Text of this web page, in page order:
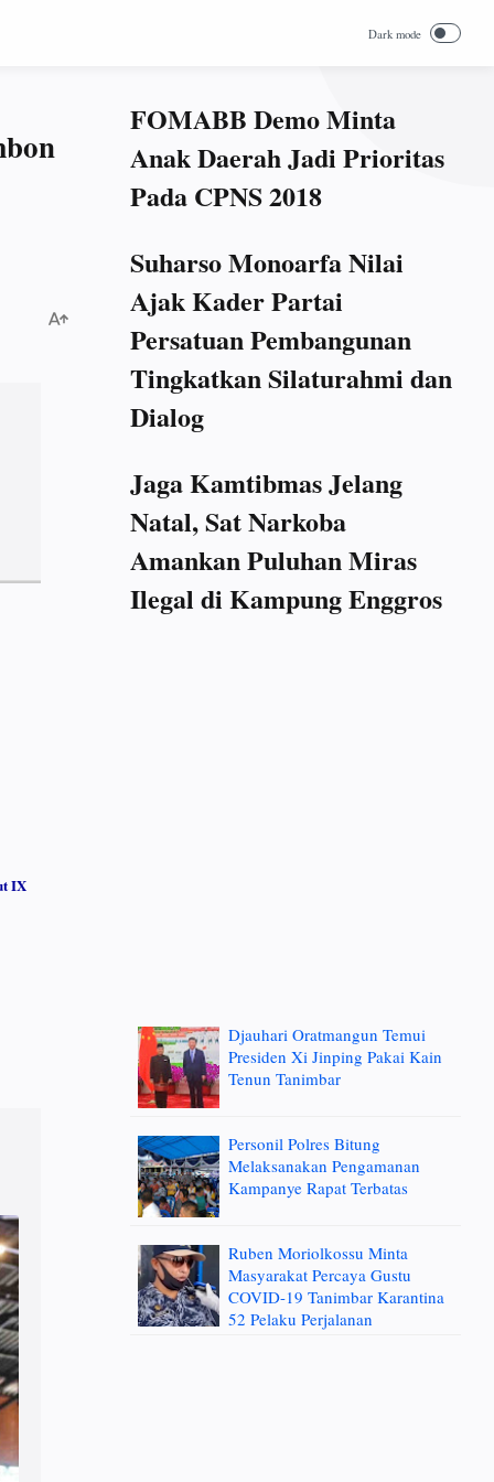
IX
FOMABB Demo Minta
Anak Daerah Jadi Prioritas
Pada CPNS 2018
Suharso Monoarfa Nilai
Ajak Kader Partai
Persatuan Pembangunan
Tingkatkan Silaturahmi dan
Dialog
Jaga Kamtibmas Jelang
Natal, Sat Narkoba
Amankan Puluhan Miras
Ilegal di Kampung Enggros
Djauhari Oratmangun Temui
Presiden Xi Jinping Pakai Kain
Tenun Tanimbar
Personil Polres Bitung
Melaksanakan Pengamanan
Kampanye Rapat Terbatas
Ruben Moriolkossu Minta
Masyarakat Percaya Gustu
COVID-19 Tanimbar Karantina
52 Pelaku Perjalanan